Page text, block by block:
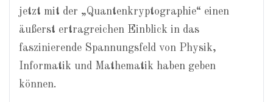
jetzt mit der „Quantenkryptographie“ einen
äußerst ertragreichen Einblick in das
faszinierende Spannungsfeld von Physik,
Informatik und Mathematik haben geben
können.